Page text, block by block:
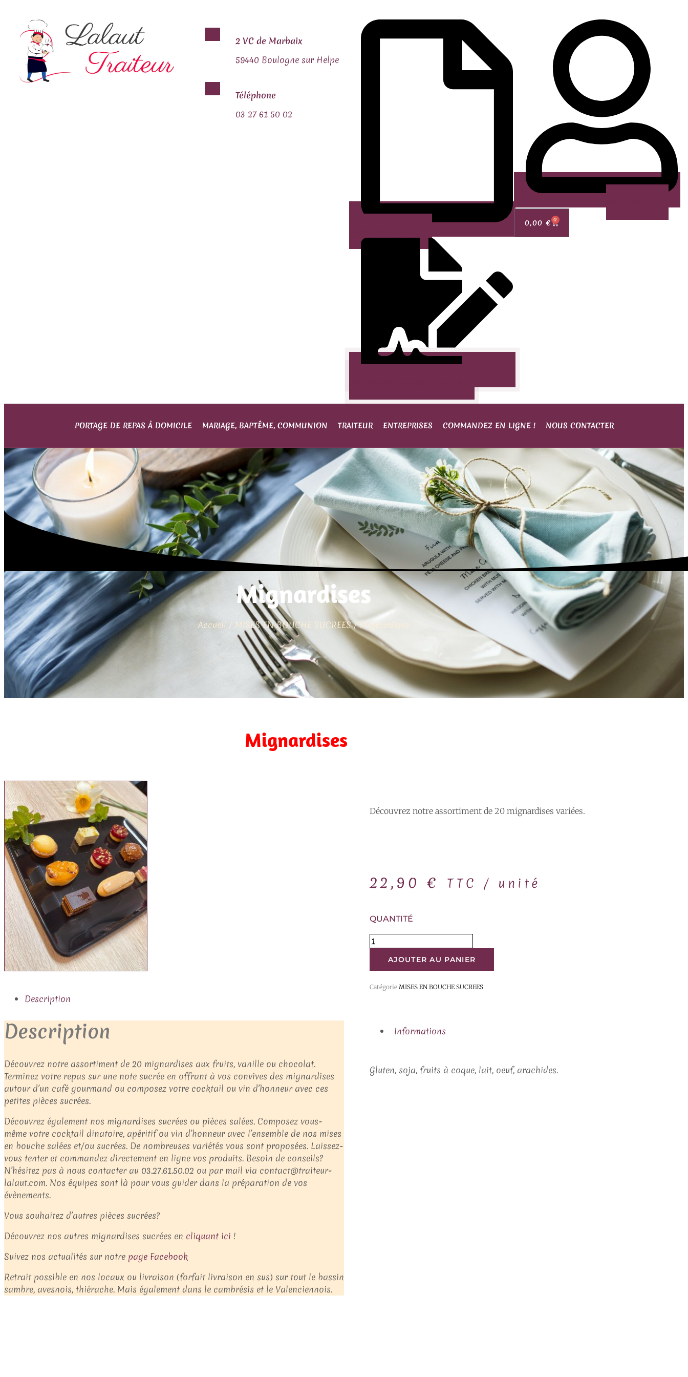
2 VC de Marbaix
59440 Boulogne sur Helpe
Téléphone
03 27 61 50 02
0,00€ 0
PORTAGE DE REPAS À DOMICILE MARIAGE, BAPTÊME, COMMUNION TRAITEUR ENTREPRISES COMMANDEZ EN LIGNE ! NOUS CONTACTER
Mignardises
Accueil / MISES EN BOUCHE SUCREES/ Mignardises
Mignardises
Description
Description
Découvrez notre assortiment de 20 mignardises aux fruits, vanille ou chocolat.
Terminez votre repas sur une note sucrée en offrant à vos convives des mignardises
autour d’un café gourmand ou composez votre cocktail ou vin d’honneur avec ces
petites pièces sucrées.
Découvrez également nos mignardises sucrées ou pièces salées. Composez vous-
même votre cocktail dinatoire, apéritif ou vin d’honneur avec l’ensemble de nos mises
en bouche salées et/ou sucrées. De nombreuses variétés vous sont proposées. Laissez-
vous tenter et commandez directement en ligne vos produits. Besoin de conseils?
N’hésitez pas à nous contacter au 03.27.61.50.02 ou par mail via contact@traiteur-
lalaut.com. Nos équipes sont là pour vous guider dans la préparation de vos
évènements.
Vous souhaitez d’autres pièces sucrées?
Découvrez nos autres mignardises sucrées en cliquant ici !
Suivez nos actualités sur notre page Facebook
Retrait possible en nos locaux ou livraison (forfait livraison en sus) sur tout le bassin
sambre, avesnois, thiérache. Mais également dans le cambrésis et le Valenciennois.
Découvrez notre assortiment de 20 mignardises variées.
22,90€ TTC / unité
QUANTITÉ
AJOUTER AU PANIER
Catégorie MISES EN BOUCHE SUCREES
Informations
Gluten, soja, fruits à coque, lait, oeuf, arachides.